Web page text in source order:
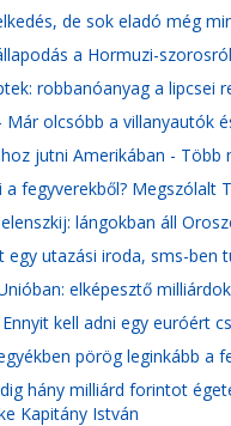
de sok eladó még
a Hormuzi-szorosról
robbanóanyag a lipcsei
Már olcsóbb a villanyautók
jutni Amerikában -
fegyverekből? Megszólalt
lángokban áll
egy utazási iroda, sms-
elképesztő
kell adni egy euróért
pörög leginkább a
hány milliárd forintot
Kapitány István